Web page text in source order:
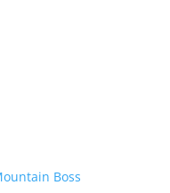
Boss